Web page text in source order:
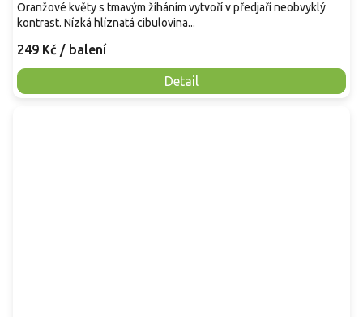
249 Kč / balení
Detail
Oranžové květy s tmavým žíháním vytvoří v předjaří neobvyklý
kontrast. Nízká hlíznatá cibulovina...